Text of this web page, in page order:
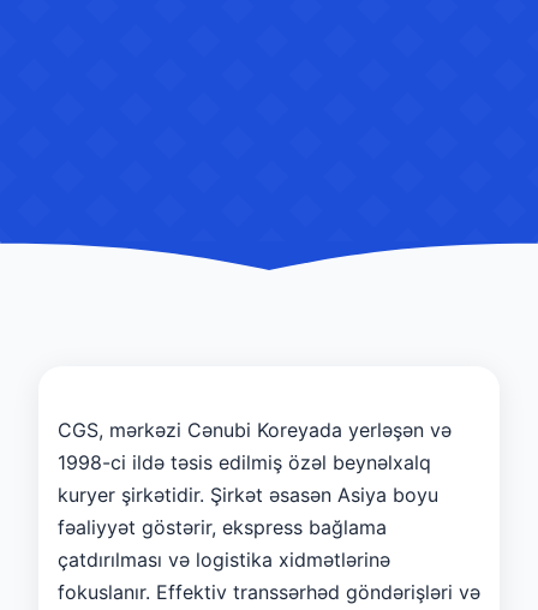
CGS, mərkəzi Cənubi Koreyada yerləşən və
1998-ci ildə təsis edilmiş özəl beynəlxalq
kuryer şirkətidir. Şirkət əsasən Asiya boyu
fəaliyyət göstərir, ekspress bağlama
çatdırılması və logistika xidmətlərinə
fokuslanır. Effektiv transsərhəd göndərişləri və